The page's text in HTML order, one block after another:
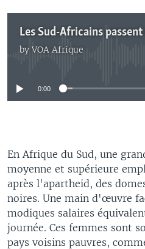
byVOA Afrique
No media source
0:00
En Afrique du Sud, une
moyenne et supérieure
après l'apartheid, des
noires. Une main d'œuvre
modiques salaires
journée. Ces femmes sont
pays voisins pauvres,